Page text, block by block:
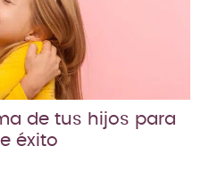
de tus hijos para
éxito